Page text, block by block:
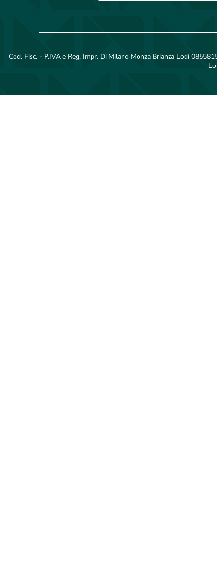
Cod. Fisc. - P.IVA e Reg. Impr. Di Milano Monza Brianza Lodi